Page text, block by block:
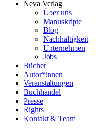
Neva Verlag
Über uns
Manuskripte
Blog
Nachhaltigkeit
Unternehmen
Jobs
Bücher
Autor*innen
Veranstaltungen
Buchhandel
Presse
Rights
Kontakt & Team